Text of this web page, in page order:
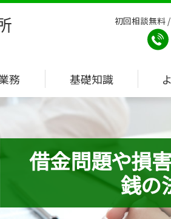
借金問題や損
銭の
初回相談無料
務 基礎知識